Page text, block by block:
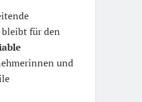
bleibt für den
und